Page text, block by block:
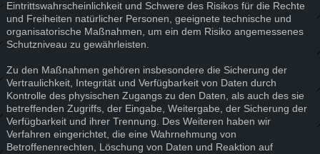
Eintrittswahrscheinlichkeit und Schwere des Risikos für die Rechte
und Freiheiten natürlicher Personen, geeignete technische und
organisatorische Maßnahmen, um ein dem Risiko angemessenes
Schutzniveau zu gewährleisten.
Zu den Maßnahmen gehören insbesondere die Sicherung der
Vertraulichkeit, Integrität und Verfügbarkeit von Daten durch
Kontrolle des physischen Zugangs zu den Daten, als auch des sie
betreffenden Zugriffs, der Eingabe, Weitergabe, der Sicherung der
Verfügbarkeit und ihrer Trennung. Des Weiteren haben wir
Verfahren eingerichtet, die eine Wahrnehmung von
Betroffenenrechten, Löschung von Daten und Reaktion auf